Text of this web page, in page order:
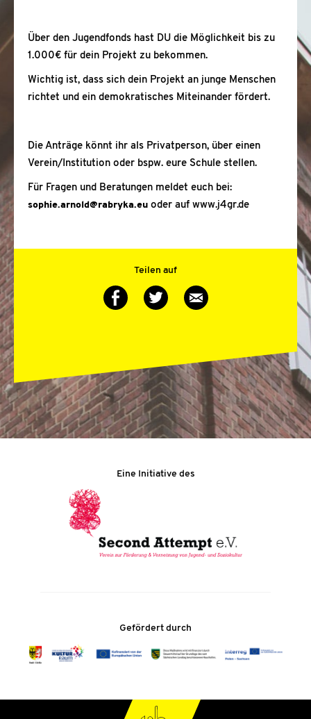
Über den Jugendfonds hast DU die Möglichkeit bis zu
1.000€ für dein Projekt zu bekommen.
Wichtig ist, dass sich dein Projekt an junge Menschen
richtet und ein demokratisches Miteinander fördert.
Die Anträge könnt ihr als Privatperson, über einen
Verein/Institution oder bspw. eure Schule stellen.
Für Fragen und Beratungen meldet euch bei:
sophie.arnold@rabryka.eu oder auf www.j4gr.de
Teilen auf
Auf
Facebook
Auf
Twitter
Via
Eine Initiative des
Gefördert durch